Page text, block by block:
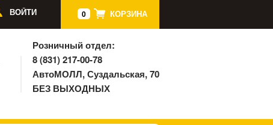
0 КОРЗИНА
ВОЙТИ
Розничный отдел:
8 (831) 217-00-78
АвтоМОЛЛ, Суздальская, 70
БЕЗ ВЫХОДНЫХ